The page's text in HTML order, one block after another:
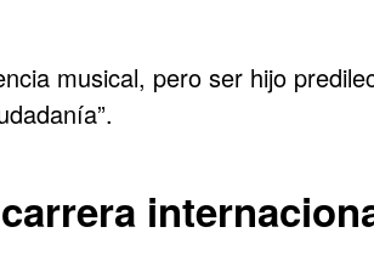
musical, pero ser hijo